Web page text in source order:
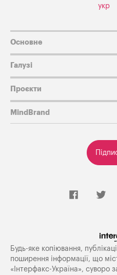
укр
Основне
Галузі
Проєкти
MindBrand
Будь-яке копiювання,
поширення iнформацiї, що
«Iнтерфакс-Україна», суворо